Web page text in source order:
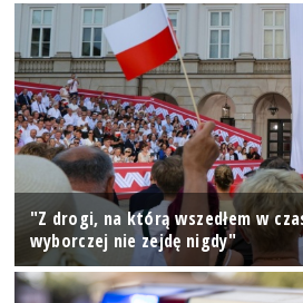
"Z drogi, na którą wszedłem w
wyborczej nie zejdę nigdy"